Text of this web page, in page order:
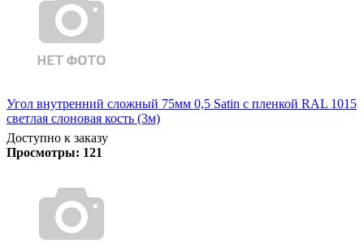
Угол внутренний сложный 75мм 0,5 Satin с пленкой RAL 1015
светлая слоновая кость (3м)
Доступно к заказу
Просмотры: 121